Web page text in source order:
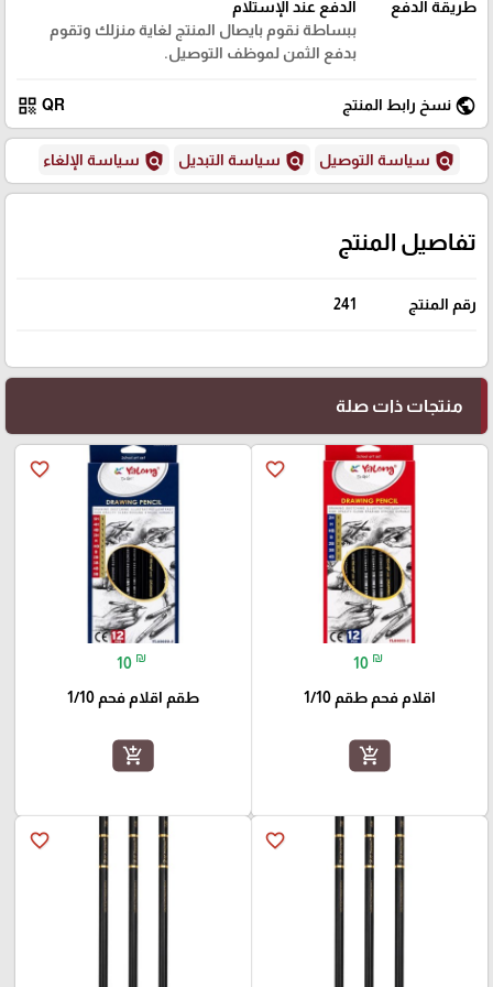
طريقة الدفع
الدفع عند الإستلام
ببساطة نقوم بايصال المنتج لغاية منزلك وتقوم
بدفع الثمن لموظف التوصيل.
public نسخ رابط المنتج QR
qr_code
policy سياسة التوصيل policy سياسة التبديل policy سياسة الإلغاء
تفاصيل المنتج
رقم المنتج 241
منتجات ذات صلة
favorite_border
10 ₪
اقلام فحم طقم 1/10
add_shopping_cart
favorite_border
10 ₪
طقم اقلام فحم 1/10
add_shopping_cart
favorite_border
favorite_border